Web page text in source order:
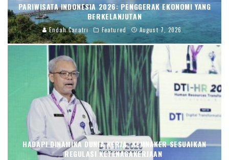
PARIWISATA INDONESIA 2026: PENGGERAK EKONOMI YANG
BERKELANJUTAN
Endah Caratri Featured August 7, 2026
HADAPI DINAMIKA DUNIA KERJA, KEMNAKER SESUAIKAN
REGULASI KETENAGAKERJAAN